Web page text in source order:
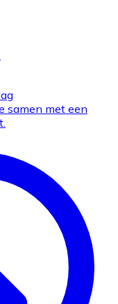
samen met een